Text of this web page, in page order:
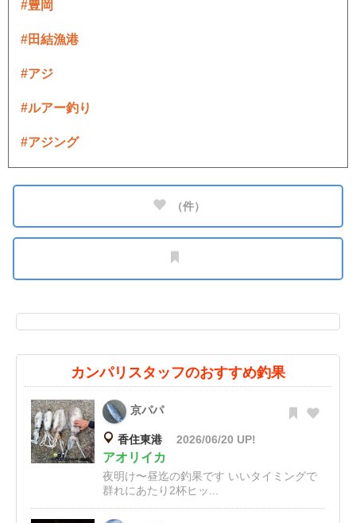
#豊岡
#田結漁港
#アジ
#ルアー釣り
#アジング
（件）
カンパリスタッフのおすすめ釣果
京パパ
香住東港 2026/06/20 UP!
アオリイカ
夜明け〜昼迄の釣果です いいタイミングで
群れにあたり2杯ヒッ...